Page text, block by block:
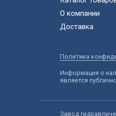
О компании
Доставка
Политика
Информация о
является
Завод